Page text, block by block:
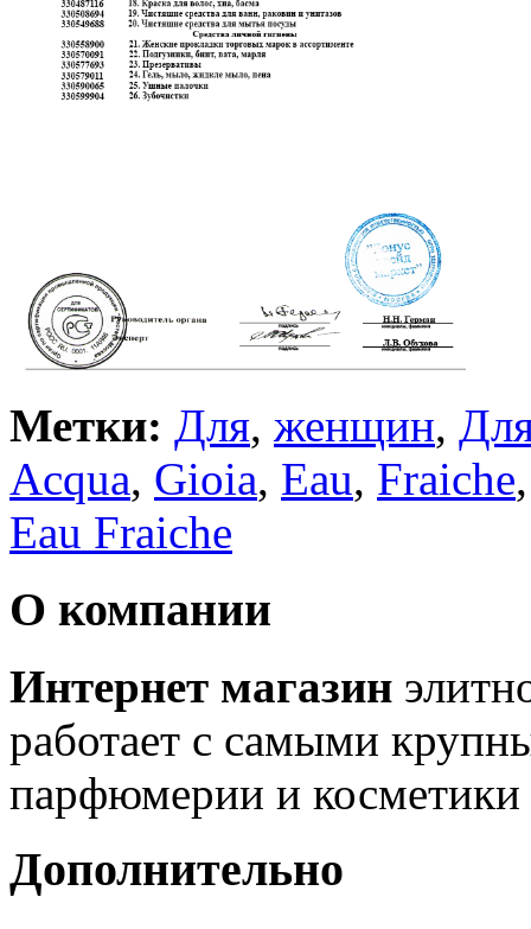
Метки: Для, женщин,
Acqua, Gioia, Eau, Fraiche
Eau Fraiche
О компании
Интернет магазин
работает с самыми
парфюмерии и
Дополнительно